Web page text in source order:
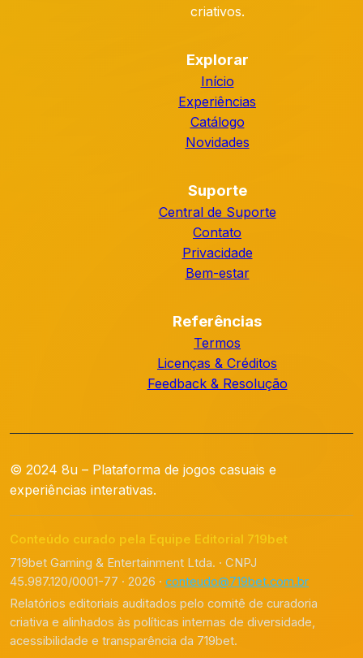
criativos.
Explorar
Início
Experiências
Catálogo
Novidades
Suporte
Central de Suporte
Contato
Privacidade
Bem-estar
Referências
Termos
Licenças & Créditos
Feedback & Resolução
© 2024 8u – Plataforma de jogos casuais e
experiências interativas.
Conteúdo curado pela Equipe Editorial 719bet
719bet Gaming & Entertainment Ltda. · CNPJ
45.987.120/0001-77 · 2026 · conteudo@719bet.com.br
Relatórios editoriais auditados pelo comitê de curadoria
criativa e alinhados às políticas internas de diversidade,
acessibilidade e transparência da 719bet.